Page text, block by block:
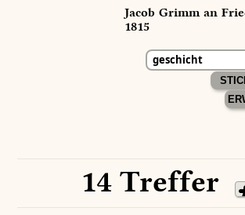
Jacob Grimm an
1815
14 Treffer